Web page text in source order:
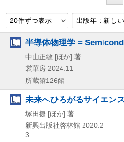
20件ずつ表示 出版年：新し
半導体物理学 =
中山正敏 [ほか] 著
裳華房 2024.11
所蔵館126館
未来へひろがるサイエンス
塚田捷 [ほか] 著
新興出版社啓林館 2020.2
3